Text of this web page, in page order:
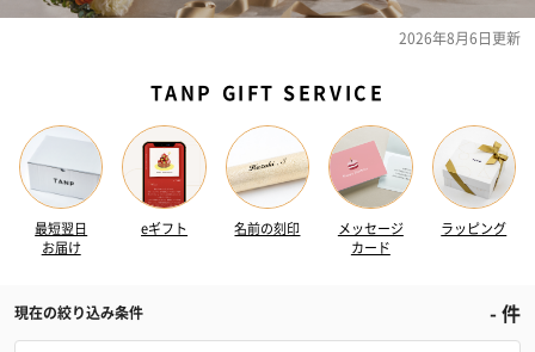
2026年8月6日更新
TANP GIFT SERVICE
最短翌日
お届け
eギフト 名前の刻印
メッセージ
カード
ラッピング
現在の絞り込み条件 -件